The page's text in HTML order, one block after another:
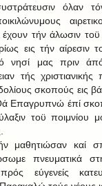
όλαν
τήν άλωσιν
εις τήν αίρεσιν
νησί μας πριν
τής
σκοπούς εις
Επαγρυπνώ έπί
τοϋ ποιμνίου
μαθητιώσαν καί
πνευματικά
εύγενείς